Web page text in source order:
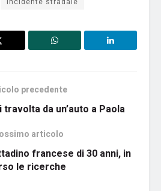
precedente
travolta da un’auto a Paola
articolo
francese di 30 anni, in
le ricerche